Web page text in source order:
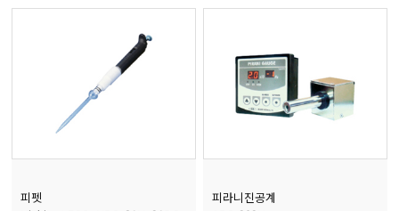
피펫
피라니진공계